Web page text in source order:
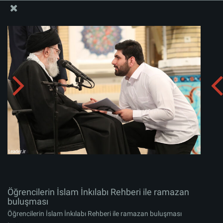
Öğrencilerin İslam İnkılabı Rehberi ile ramazan
buluşması
Albümü indirin:
Öğrencilerin İslam İnkılabı Rehberi ile ramazan
buluşması
Öğrencilerin İslam İnkılabı Rehberi ile ramazan buluşması